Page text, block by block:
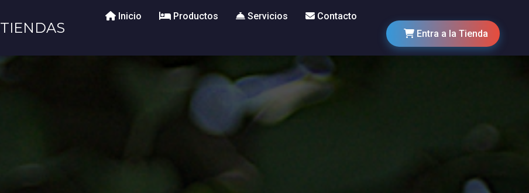
TIENDAS
Inicio Productos Servicios
Contacto
Entra a la Tienda